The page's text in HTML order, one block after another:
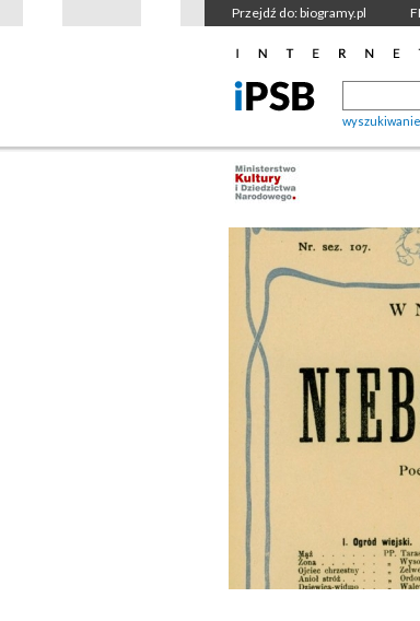
Przejdź do: biogramy.pl